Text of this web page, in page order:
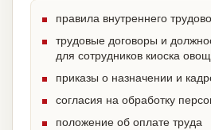
правила внутреннего
трудовые договоры и
для сотрудников киоска
приказы о назначении и
согласия на обработку
положение об оплате труда